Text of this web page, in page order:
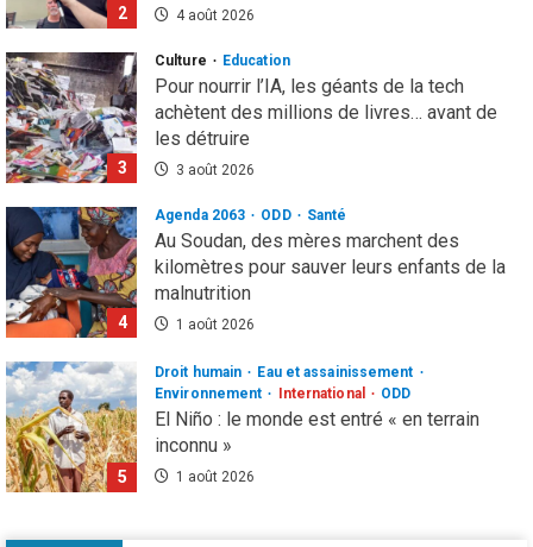
2 4 août 2026
3
Culture Education
Pour nourrir l’IA, les géants de la tech
achètent des millions de livres… avant de
les détruire
3 août 2026
4
Agenda 2063 ODD Santé
Au Soudan, des mères marchent des
kilomètres pour sauver leurs enfants de la
malnutrition
1 août 2026
5
Droit humain
Eau et assainissement
Environnement
International ODD
El Niño : le monde est entré « en terrain
inconnu »
1 août 2026